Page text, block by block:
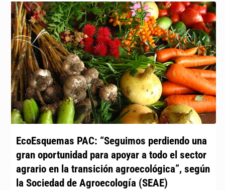
EcoEsquemas PAC: “Seguimos perdiendo una
gran oportunidad para apoyar a todo el sector
agrario en la transición agroecológica”, según
la Sociedad de Agroecología (SEAE)